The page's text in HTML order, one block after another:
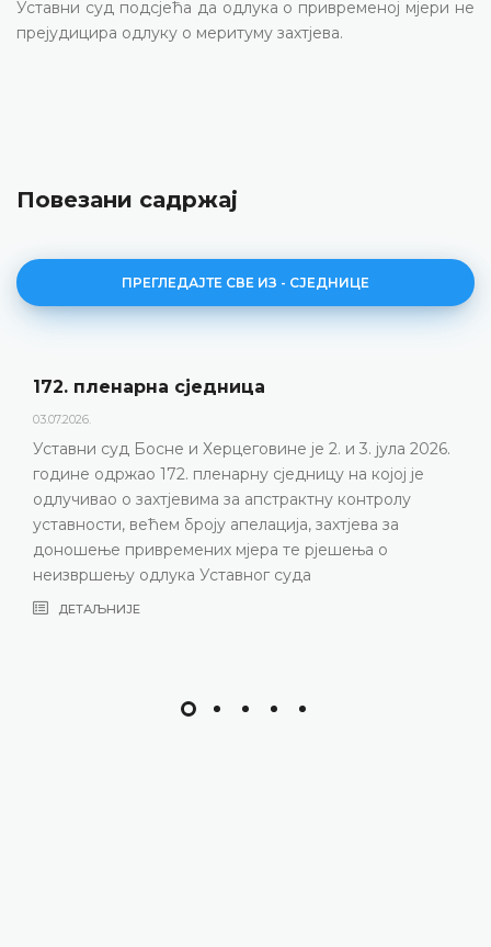
Уставни суд подсјећа да одлука о привременој мјери не
прејудицира одлуку о меритуму захтјева.
Повезани садржај
ПРЕГЛЕДАЈТЕ СВЕ ИЗ - СЈЕДНИЦЕ
172. пленарна сједницa
03.07.2026.
Уставни суд Босне и Херцеговине је 2. и 3. јула 2026.
године одржао 172. пленарну сједницу на којој је
одлучивао о захтјевима за апстрактну контролу
уставности, већем броју апелација, захтјева за
доношење привремених мјера те рјешења о
неизвршењу одлука Уставног суда
ДЕТАЉНИЈЕ